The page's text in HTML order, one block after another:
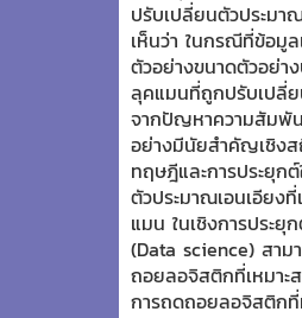
ปรับเปลี่ยนตัวประมา
เห็นว่า ในกรณีที่ข้อมู
ตัวอย่างขนาดตัวอย่
ลุคแมนที่ถูกปรับเปลี่ย
จากปัญหาความสัมพั
อย่างมีนัยสำคัญเชิงส
ทฤษฎีและการประยุก
ตัวประมาณเอนเอียง
แมน ในเชิงการประยุ
(Data science) สาม
ถอยลอจิสติกที่เหมา
การถดถอยลอจิสติก